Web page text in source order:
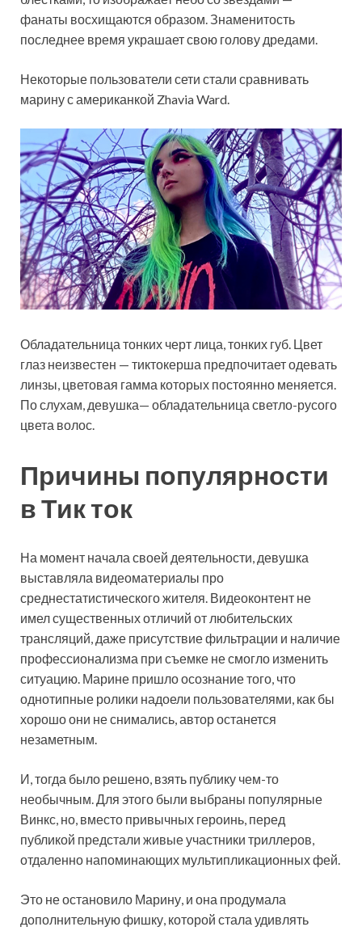
фанаты восхищаются образом. Знаменитость
последнее время украшает свою голову дредами.
Некоторые пользователи сети стали сравнивать
марину с американкой Zhavia Ward.
Обладательница тонких черт лица, тонких губ. Цвет
глаз неизвестен — тиктокерша предпочитает одевать
линзы, цветовая гамма которых постоянно меняется.
По слухам, девушка— обладательница светло-русого
цвета волос.
Причины популярности
в Тик ток
На момент начала своей деятельности, девушка
выставляла видеоматериалы про
среднестатистического жителя. Видеоконтент не
имел существенных отличий от любительских
трансляций, даже присутствие фильтрации и наличие
профессионализма при съемке не смогло изменить
ситуацию. Марине пришло осознание того, что
однотипные ролики надоели пользователями, как бы
хорошо они не снимались, автор останется
незаметным.
И, тогда было решено, взять публику чем-то
необычным. Для этого были выбраны популярные
Винкс, но, вместо привычных героинь, перед
публикой предстали живые участники триллеров,
отдаленно напоминающих мультипликационных фей.
Это не остановило Марину, и она продумала
дополнительную фишку, которой стала удивлять